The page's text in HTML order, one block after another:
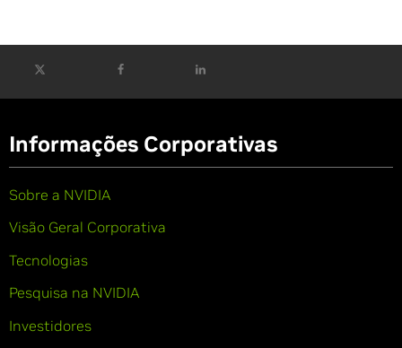
Informações Corporativas
Sobre a NVIDIA
Visão Geral Corporativa
Tecnologias
Pesquisa na NVIDIA
Investidores